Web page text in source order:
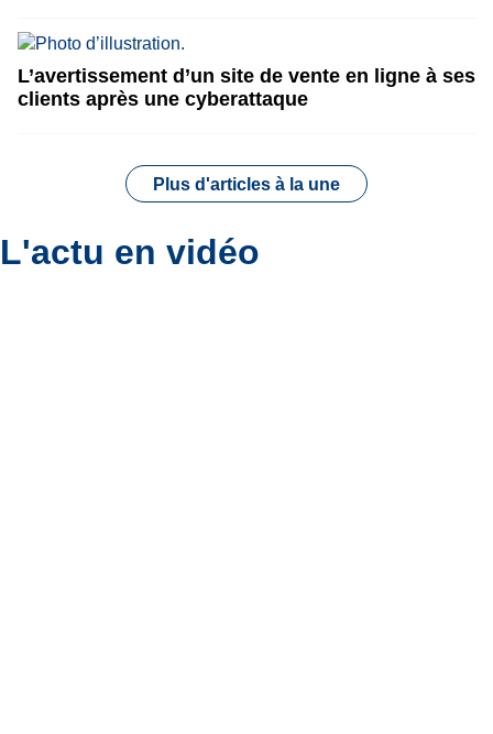
L’avertissement d’un site de vente en ligne à ses
clients après une cyberattaque
Plus d'articles à la une
L'actu en vidéo